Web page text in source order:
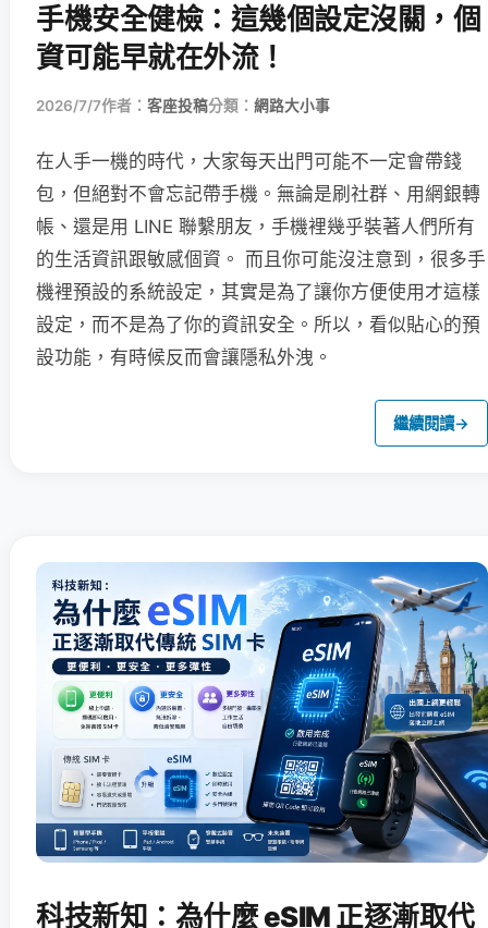
手機安全健檢：這幾個設定沒關，個
資可能早就在外流！
2026/7/7作者： 客座投稿分類： 網路大小事
在人手一機的時代，大家每天出門可能不一定會帶錢
包，但絕對不會忘記帶手機。無論是刷社群、用網銀轉
帳、還是用 LINE 聯繫朋友，手機裡幾乎裝著人們所有
的生活資訊跟敏感個資。 而且你可能沒注意到，很多手
機裡預設的系統設定，其實是為了讓你方便使用才這樣
設定，而不是為了你的資訊安全。所以，看似貼心的預
設功能，有時候反而會讓隱私外洩。
繼續閱讀→
科技新知：為什麼 eSIM 正逐漸取代